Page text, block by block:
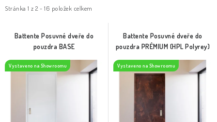
i
o
Stránka 1 z 2 - 16 položek celkem
e
r
Battente Posuvné dveře do
pouzdra BASE
Vystaveno na Showroomu
Battente Posuvné dveře do
pouzdra PRÉMIUM (HPL Polyrey)
Vystaveno na Showroomu